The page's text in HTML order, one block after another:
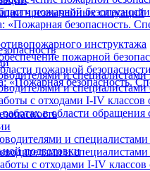
пожарной безопасности
«Пожарная безопасность.
и
и
с отходами I-IV классов
в области
подготовки
чрезвычайных ситуаций
инструктажа
пожарной
пожарной безопасности
«Пожарная безопасность.
и
и
с отходами I-IV классов